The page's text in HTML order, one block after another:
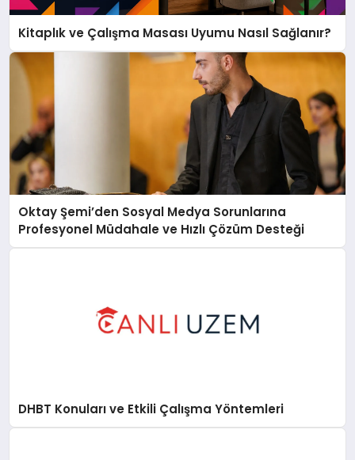
Kitaplık ve Çalışma Masası Uyumu Nasıl Sağlanır?
Oktay Şemi’den Sosyal Medya Sorunlarına
Profesyonel Müdahale ve Hızlı Çözüm Desteği
DHBT Konuları ve Etkili Çalışma Yöntemleri